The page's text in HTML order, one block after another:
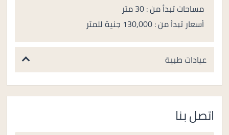
مساحات تبدأ من : 30 متر
أسعار تبدأ من : 130,000 جنية للمتر
عيادات طبية
اتصل بنا